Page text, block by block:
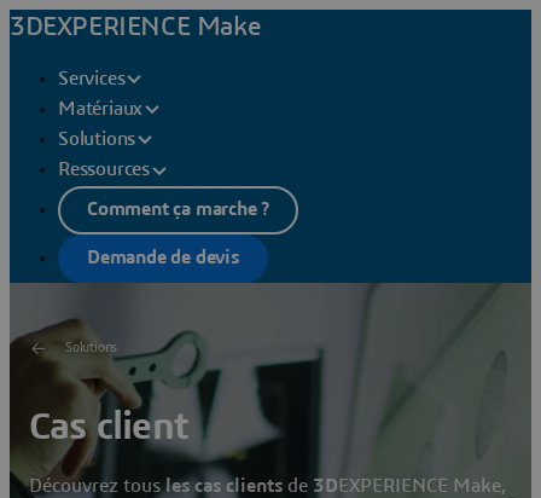
3DEXPERIENCE Make
Services
Matériaux
Solutions
Ressources
Comment ça marche ?
Demande de devis
Solutions
Cas client
Découvrez tousles cas clients de 3DEXPERIENCE Make,